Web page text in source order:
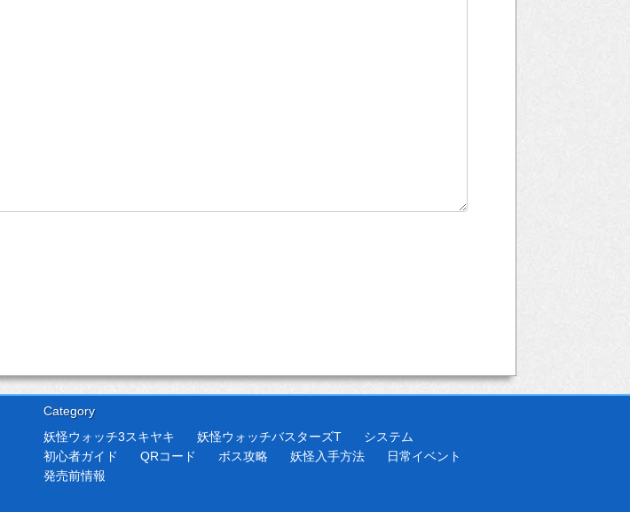
Category
妖怪ウォッチ3スキヤキ
妖怪ウォッチバスターズT
システム
初心者ガイド
QRコード ボス攻略 妖怪入手方法
日常イベント
発売前情報